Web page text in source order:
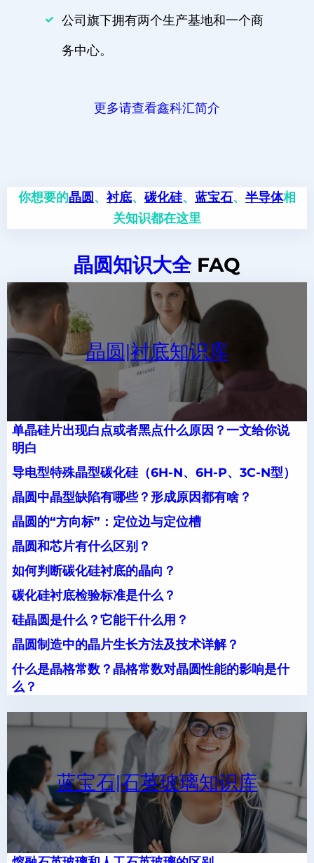
公司旗下拥有两个生产基地和一个商
务中心。
更多请查看鑫科汇简介
你想要的晶圆 、衬底、 碳化硅、 蓝宝石、 半导体相
关知识都在这里
晶圆知识大全FAQ
晶圆|衬底知识库
单晶硅片出现白点或者黑点什么原因？一文给你说
明白
导电型特殊晶型碳化硅（6H-N、6H-P、3C-N型）
晶圆中晶型缺陷有哪些？形成原因都有啥？
晶圆的“方向标”：定位边与定位槽
晶圆和芯片有什么区别？
如何判断碳化硅衬底的晶向？
碳化硅衬底检验标准是什么？
硅晶圆是什么？它能干什么用？
晶圆制造中的晶片生长方法及技术详解？
什么是晶格常数？晶格常数对晶圆性能的影响是什
么？
蓝宝石|石英玻璃知识库